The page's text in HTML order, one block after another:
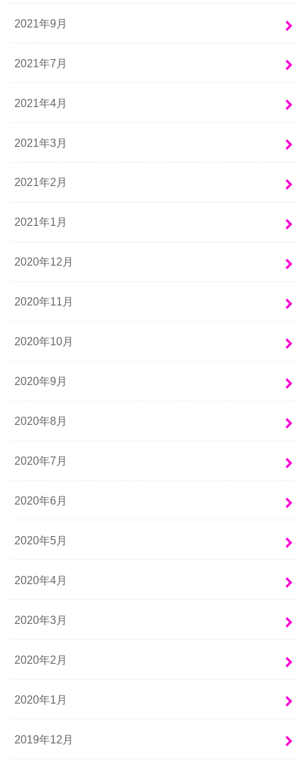
2021年9月
2021年7月
2021年4月
2021年3月
2021年2月
2021年1月
2020年12月
2020年11月
2020年10月
2020年9月
2020年8月
2020年7月
2020年6月
2020年5月
2020年4月
2020年3月
2020年2月
2020年1月
2019年12月